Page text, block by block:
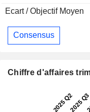
Ecart / Objectif Moyen
Consensus
Chiffre d'affaires